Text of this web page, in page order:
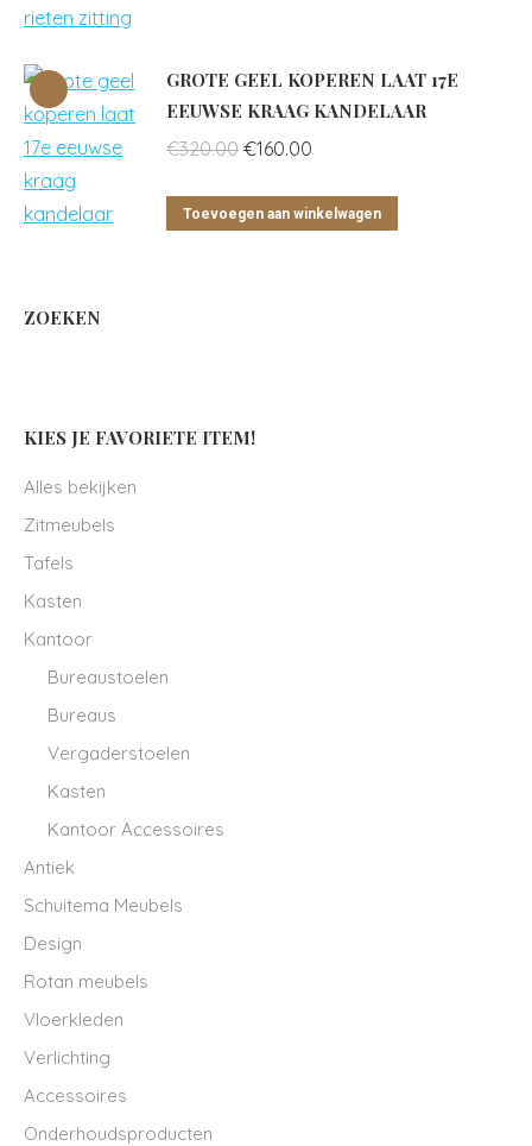
GROTE GEEL KOPEREN LAAT 17E
EEUWSE KRAAG KANDELAAR
€320.00 Oorspronkelijke
was:
€160.00
is:
Toevoegen aan winkelwagen
ZOEKEN
KIES JE FAVORIETE ITEM!
Alles bekijken
Zitmeubels
Tafels
Kasten
Kantoor
Bureaustoelen
Bureaus
Vergaderstoelen
Kasten
Kantoor Accessoires
Antiek
Schuitema Meubels
Design
Rotan meubels
Vloerkleden
Verlichting
Accessoires
Onderhoudsproducten